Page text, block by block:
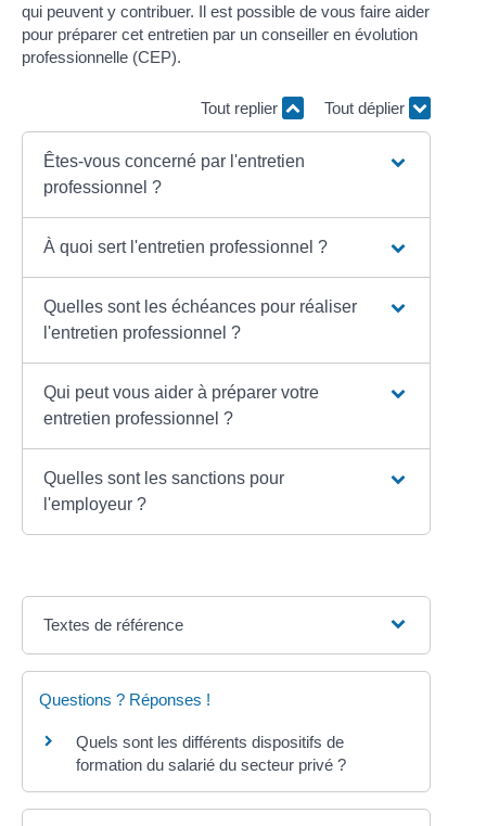
qui peuvent y contribuer. Il est possible de vous faire aider
pour préparer cet entretien par un conseiller en évolution
professionnelle (CEP).
Tout replier Tout déplier
Êtes-vous concerné par l'entretien
professionnel ?
À quoi sert l'entretien professionnel ?
Quelles sont les échéances pour réaliser
l'entretien professionnel ?
Qui peut vous aider à préparer votre
entretien professionnel ?
Quelles sont les sanctions pour
l'employeur ?
Textes de référence
Questions ? Réponses !
Quels sont les différents dispositifs de
formation du salarié du secteur privé ?